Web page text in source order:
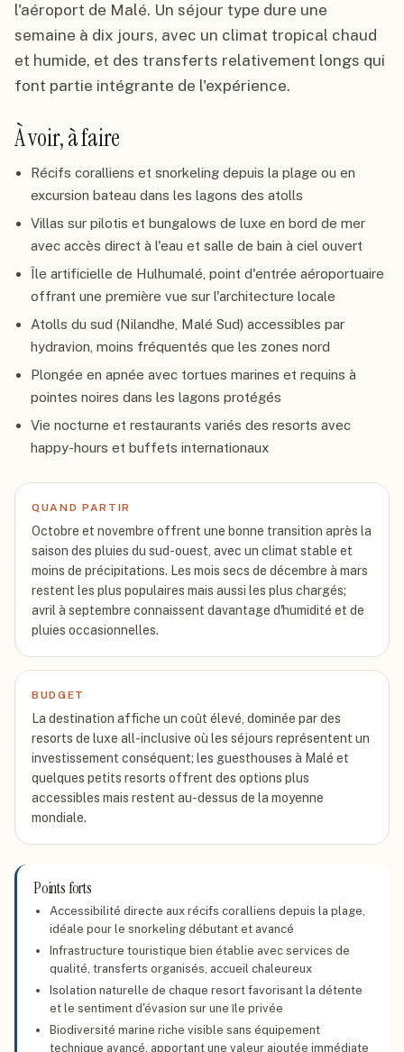
l'aéroport de Malé. Un séjour type dure une
semaine à dix jours, avec un climat tropical chaud
et humide, et des transferts relativement longs qui
font partie intégrante de l'expérience.
À voir, à faire
Récifs coralliens et snorkeling depuis la plage ou en
excursion bateau dans les lagons des atolls
Villas sur pilotis et bungalows de luxe en bord de mer
avec accès direct à l'eau et salle de bain à ciel ouvert
Île artificielle de Hulhumalé, point d'entrée aéroportuaire
offrant une première vue sur l'architecture locale
Atolls du sud (Nilandhe, Malé Sud) accessibles par
hydravion, moins fréquentés que les zones nord
Plongée en apnée avec tortues marines et requins à
pointes noires dans les lagons protégés
Vie nocturne et restaurants variés des resorts avec
happy-hours et buffets internationaux
QUAND PARTIR
Octobre et novembre offrent une bonne transition après la
saison des pluies du sud-ouest, avec un climat stable et
moins de précipitations. Les mois secs de décembre à mars
restent les plus populaires mais aussi les plus chargés;
avril à septembre connaissent davantage d'humidité et de
pluies occasionnelles.
BUDGET
La destination affiche un coût élevé, dominée par des
resorts de luxe all-inclusive où les séjours représentent un
investissement conséquent; les guesthouses à Malé et
quelques petits resorts offrent des options plus
accessibles mais restent au-dessus de la moyenne
mondiale.
Points forts
Accessibilité directe aux récifs coralliens depuis la plage,
idéale pour le snorkeling débutant et avancé
Infrastructure touristique bien établie avec services de
qualité, transferts organisés, accueil chaleureux
Isolation naturelle de chaque resort favorisant la détente
et le sentiment d'évasion sur une île privée
Biodiversité marine riche visible sans équipement
technique avancé, apportant une valeur ajoutée immédiate